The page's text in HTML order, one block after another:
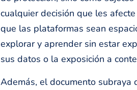
cualquier decisión que les
que las plataformas sean
explorar y aprender sin estar
sus datos o la exposición a
Además, el documento subraya